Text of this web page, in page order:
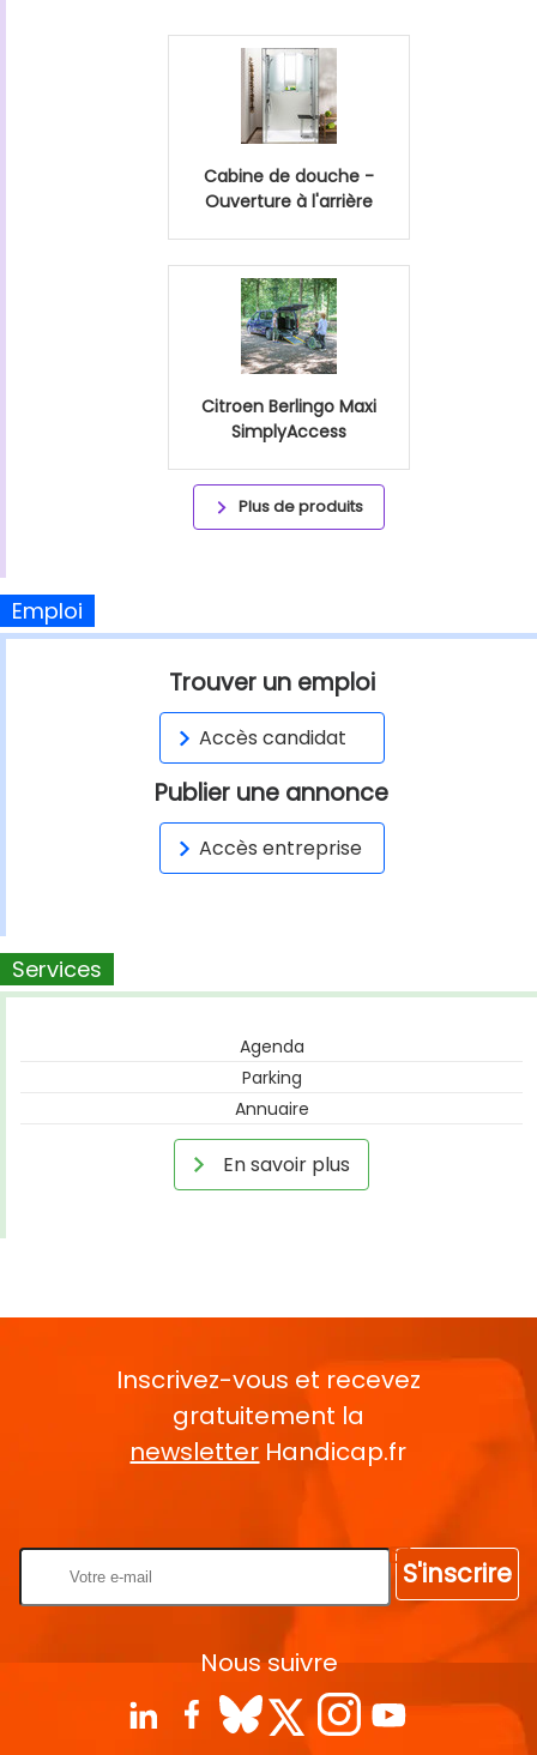
Cabine de douche -
Ouverture à l'arrière
Citroen Berlingo Maxi
SimplyAccess
Plus de produits
Emploi
Trouver un emploi
Accès candidat
Publier une annonce
Accès entreprise
Services
Agenda
Parking
Annuaire
En savoir plus
Inscrivez-vous et recevez
gratuitement la
newsletter Handicap.fr
S'inscrire
Nous suivre